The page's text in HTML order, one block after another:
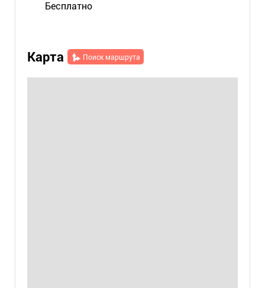
Бесплатно
Карта Поиск маршрута